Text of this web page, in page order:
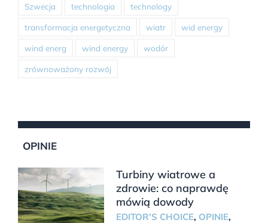
Szwecja technologia technology
transformacja energetyczna wiatr wid energy
wind energ wind energy wodór
zrównoważony rozwój
OPINIE
Turbiny wiatrowe a
zdrowie: co naprawdę
mówią dowody
EDITOR'S CHOICE, OPINIE,